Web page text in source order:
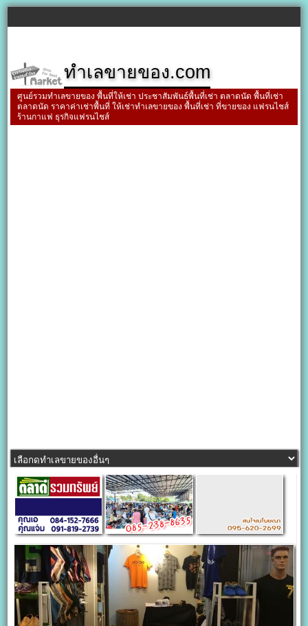
ทำเลขายของ.com
ศูนย์รวมทำเลขายของ พื้นที่ให้เช่า ประชาสัมพันธ์พื้นที่เช่า ตลาดนัด พื้นที่เช่า
ตลาดนัด ราคาค่าเช่าพื้นที่ ให้เช่าทำเลขายของ พื้นที่เช่า ที่ขายของ แฟรนไชส์
ร้านกาแฟ ธุรกิจแฟรนไชส์